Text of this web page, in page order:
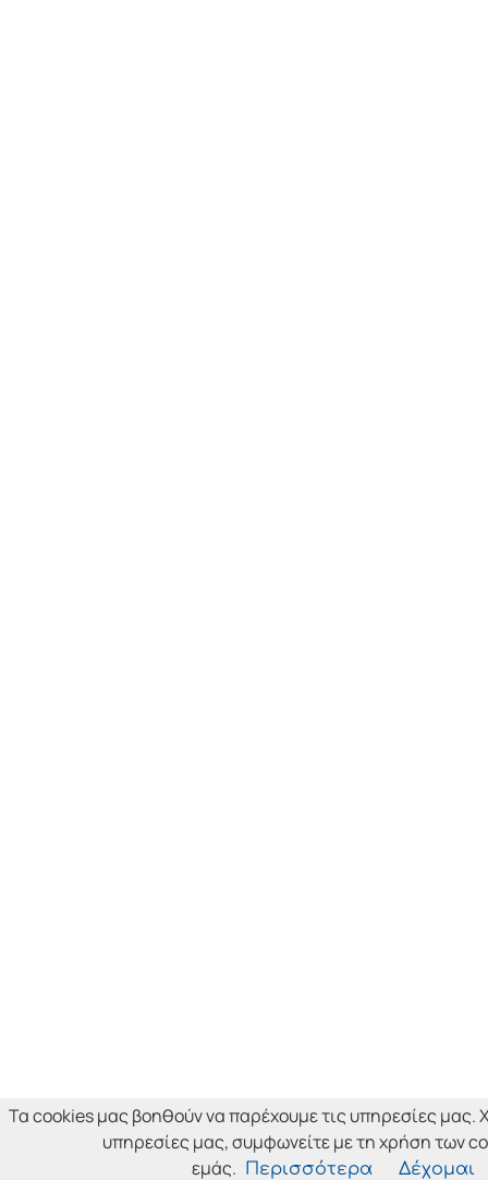
Τα cookies μας βοηθούν να παρέχουμε τις υπηρεσίες μας.
υπηρεσίες μας, συμφωνείτε με τη χρήση των
εμάς. Περισσότερα Δέχομαι